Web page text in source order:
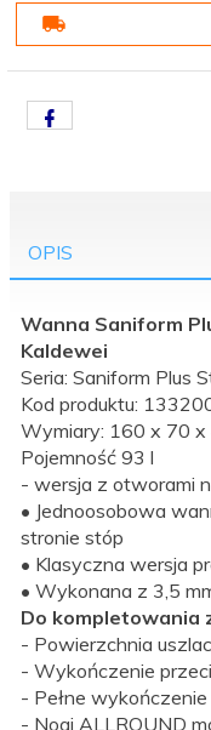
OPIS
Wanna Saniform
Kaldewei
Seria: Saniform Plus
Kod produktu:
Wymiary: 160 x 70 x
Pojemność 93 l
- wersja z otworami
• Jednoosobowa
stronie stóp
• Klasyczna wersja
• Wykonana z 3,5
Do kompletowania
- Powierzchnia
- Wykończenie
- Pełne
- Nogi ALLROUND